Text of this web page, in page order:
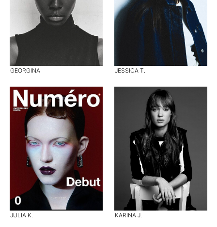
GEORGINA JESSICA T.
JULIA K. KARINA J.